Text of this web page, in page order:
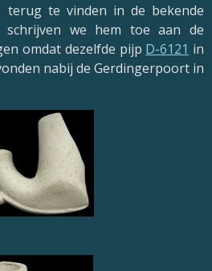
te vinden in de bekende
we hem toe aan de
omdat dezelfde pijp D-6121 in
nabij de Gerdingerpoort in